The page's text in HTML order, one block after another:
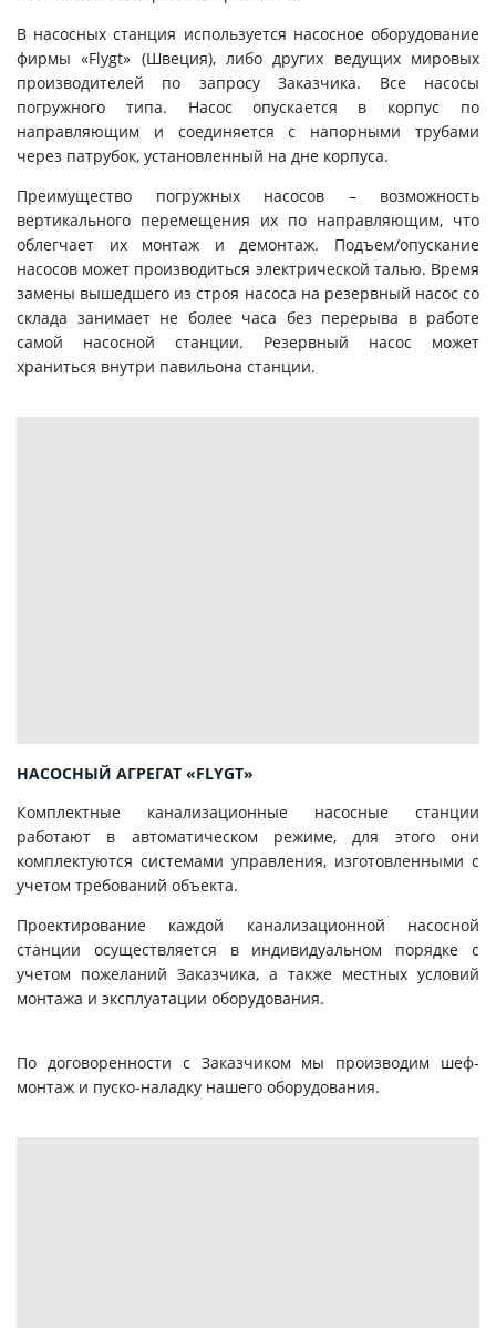
В насосных станция используется насосное оборудование
фирмы «Flygt» (Швеция), либо других ведущих мировых
производителей по запросу Заказчика. Все насосы
погружного типа. Насос опускается в корпус по
направляющим и соединяется с напорными трубами
через патрубок, установленный на дне корпуса.
Преимущество погружных насосов – возможность
вертикального перемещения их по направляющим, что
облегчает их монтаж и демонтаж. Подъем/опускание
насосов может производиться электрической талью. Время
замены вышедшего из строя насоса на резервный насос со
склада занимает не более часа без перерыва в работе
самой насосной станции. Резервный насос может
храниться внутри павильона станции.
НАСОСНЫЙ АГРЕГАТ «FLYGT»
Комплектные канализационные насосные станции
работают в автоматическом режиме, для этого они
комплектуются системами управления, изготовленными с
учетом требований объекта.
Проектирование каждой канализационной насосной
станции осуществляется в индивидуальном порядке с
учетом пожеланий Заказчика, а также местных условий
монтажа и эксплуатации оборудования.
По договоренности с Заказчиком мы производим шеф-
монтаж и пуско-наладку нашего оборудования.